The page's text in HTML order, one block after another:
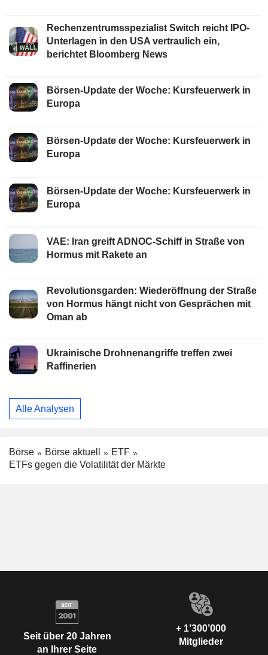
Rechenzentrumsspezialist Switch reicht IPO-
Unterlagen in den USA vertraulich ein,
berichtet Bloomberg News
Börsen-Update der Woche: Kursfeuerwerk in
Europa
Börsen-Update der Woche: Kursfeuerwerk in
Europa
Börsen-Update der Woche: Kursfeuerwerk in
Europa
VAE: Iran greift ADNOC-Schiff in Straße von
Hormus mit Rakete an
Revolutionsgarden: Wiederöffnung der Straße
von Hormus hängt nicht von Gesprächen mit
Oman ab
Ukrainische Drohnenangriffe treffen zwei
Raffinerien
Alle Analysen
Börse Börse aktuell
ETF
ETFs gegen die Volatilität der Märkte
Seit über 20 Jahren
an Ihrer Seite
+ 1’300’000
Mitglieder